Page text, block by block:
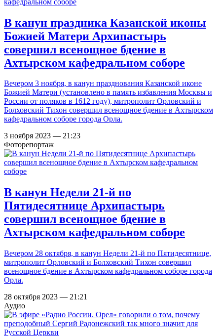
В канун праздника Казанской иконы
Божией Матери Архипастырь
совершил всенощное бдение в
Ахтырском кафедральном соборе
Вечером 3 ноября, в канун празднования Казанской иконе
Божией Матери (установлено в память избавления Москвы и
России от поляков в 1612 году), митрополит Орловский и
Болховский Тихон совершил всенощное бдение в Ахтырском
кафедральном соборе города Орла.
3 ноября 2023 — 21:23
Фоторепортаж
В канун Недели 21-й по
Пятидесятнице Архипастырь
совершил всенощное бдение в
Ахтырском кафедральном соборе
Вечером 28 октября, в канун Недели 21-й по Пятидесятнице,
митрополит Орловский и Болховский Тихон совершил
всенощное бдение в Ахтырском кафедральном соборе города
Орла.
28 октября 2023 — 21:21
Аудио